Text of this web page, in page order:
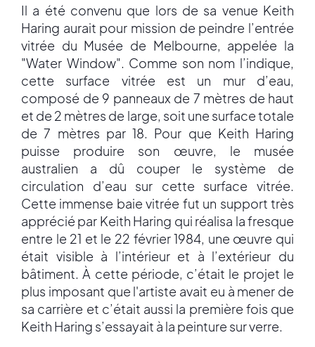
Il a été convenu que lors de sa venue Keith
Haring aurait pour mission de peindre l’entrée
vitrée du Musée de Melbourne, appelée la
"Water Window". Comme son nom l’indique,
cette surface vitrée est un mur d’eau,
composé de 9 panneaux de 7 mètres de haut
et de 2 mètres de large, soit une surface totale
de 7 mètres par 18. Pour que Keith Haring
puisse produire son œuvre, le musée
australien a dû couper le système de
circulation d’eau sur cette surface vitrée.
Cette immense baie vitrée fut un support très
apprécié par Keith Haring qui réalisa la fresque
entre le 21 et le 22 février 1984, une œuvre qui
était visible à l’intérieur et à l’extérieur du
bâtiment. À cette période, c’était le projet le
plus imposant que l'artiste avait eu à mener de
sa carrière et c’était aussi la première fois que
Keith Haring s’essayait à la peinture sur verre.